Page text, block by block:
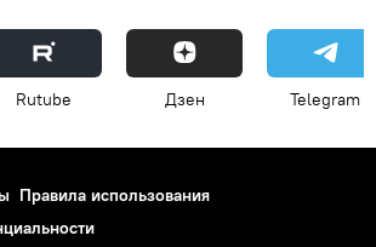
Rutube Дзен Telegram
Правила использования